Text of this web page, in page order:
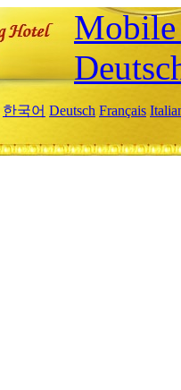
한국어 Deutsch Français